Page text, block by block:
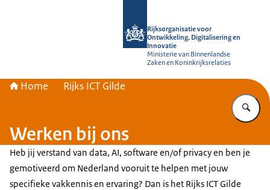
Rijksorganisatie voor
Ontwikkeling, Digitalisering en
Innovatie
Ministerie van Binnenlandse
Zaken en Koninkrijksrelaties
Home Rijks ICT Gilde
Werken bij ons
Heb jij verstand van data, AI, software en/of privacy en ben je
gemotiveerd om Nederland vooruit te helpen met jouw
specifieke vakkennis en ervaring? Dan is het Rijks ICT Gilde